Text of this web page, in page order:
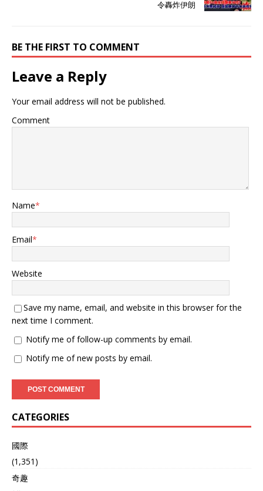
令轟炸伊朗
BE THE FIRST TO COMMENT
Leave a Reply
Your email address will not be published.
Comment
Name*
Email*
Website
Save my name, email, and website in this browser for the
next time I comment.
Notify me of follow-up comments by email.
Notify me of new posts by email.
CATEGORIES
國際
(1,351)
奇趣